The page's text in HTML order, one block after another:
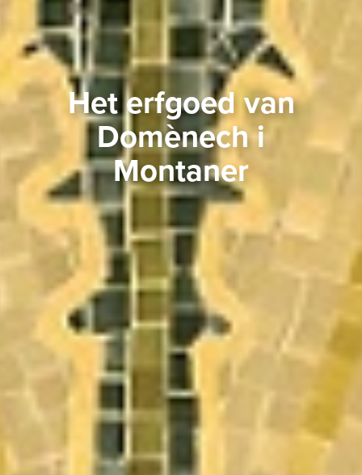
Het erfgoed van
Domènech i
Montaner